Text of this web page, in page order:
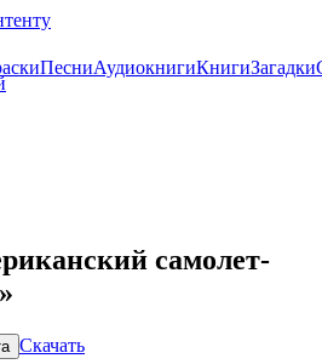
ПесниАудиокнигиКнигиЗагадки
самолет-
Скачать